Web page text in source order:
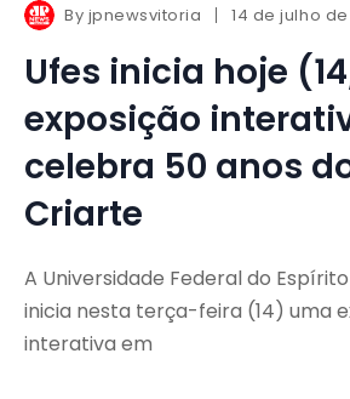
By jpnewsvitoria 14 de julho
Ufes inicia hoje
exposição
celebra 50 anos
Criarte
A Universidade Federal do
inicia nesta terça-feira (14) uma
interativa em